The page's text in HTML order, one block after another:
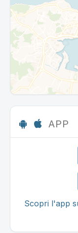
APP
Scopri l'app